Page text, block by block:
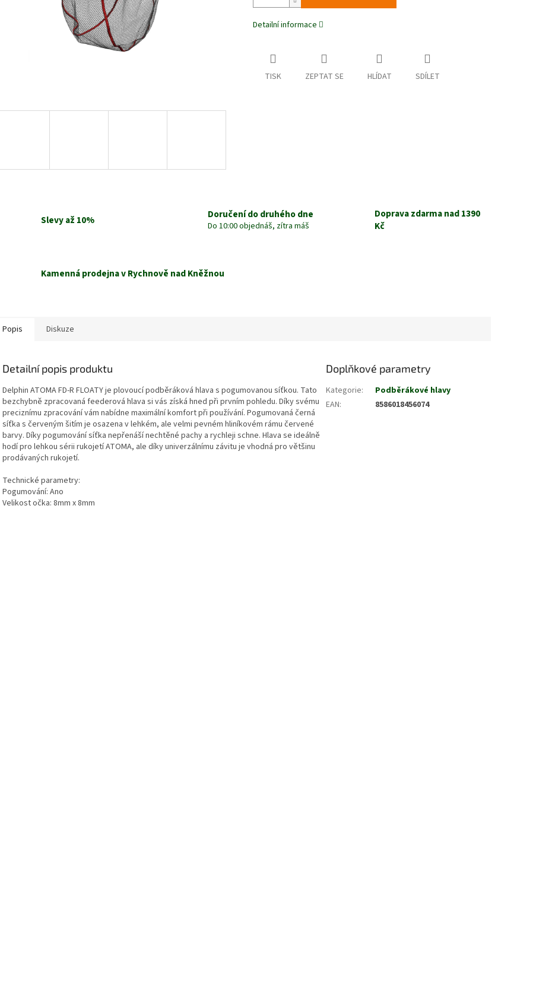
Detailní informace
TISK ZEPTAT SE HLÍDAT SDÍLET
Slevy až 10% Doručení do druhého dne
Do 10:00 objednáš, zítra máš
Doprava zdarma nad 1390
Kč
Kamenná prodejna v Rychnově nad Kněžnou
Popis Diskuze
Detailní popis produktu
Delphin ATOMA FD-R FLOATY je plovoucí podběráková hlava s pogumovanou síťkou. Tato
bezchybně zpracovaná feederová hlava si vás získá hned při prvním pohledu. Díky svému
preciznímu zpracování vám nabídne maximální komfort při používání. Pogumovaná černá
síťka s červeným šitím je osazena v lehkém, ale velmi pevném hliníkovém rámu červené
barvy. Díky pogumování síťka nepřenáší nechtěné pachy a rychleji schne. Hlava se ideálně
hodí pro lehkou sérii rukojetí ATOMA, ale díky univerzálnímu závitu je vhodná pro většinu
prodávaných rukojetí.
Technické parametry:
Pogumování: Ano
Velikost očka: 8mm x 8mm
Doplňkové parametry
Kategorie:
Podběrákové hlavy
EAN: 8586018456074